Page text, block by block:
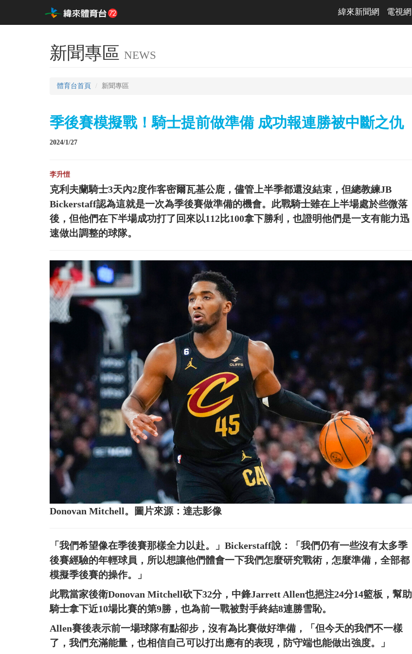
緯來新聞網 電視網
新聞專區 NEWS
體育台首頁 新聞專區
季後賽模擬戰！騎士提前做準備 成功報連勝被中斷之仇
2024/1/27
李升愷
克利夫蘭騎士3天內2度作客密爾瓦基公鹿，儘管上半季都還沒結束，但總教練JB
Bickerstaff認為這就是一次為季後賽做準備的機會。此戰騎士雖在上半場處於些微落
後，但他們在下半場成功打了回來以112比100拿下勝利，也證明他們是一支有能力迅
速做出調整的球隊。
Donovan Mitchell。圖片來源：達志影像
「我們希望像在季後賽那樣全力以赴。」Bickerstaff說：「我們仍有一些沒有太多季
後賽經驗的年輕球員，所以想讓他們體會一下我們怎麼研究戰術，怎麼準備，全部都
模擬季後賽的操作。」
此戰當家後衛Donovan Mitchell砍下32分，中鋒Jarrett Allen也挹注24分14籃板，幫助
騎士拿下近10場比賽的第9勝，也為前一戰被對手終結8連勝雪恥。
Allen賽後表示前一場球隊有點卻步，沒有為比賽做好準備，「但今天的我們不一樣
了，我們充滿能量，也相信自己可以打出應有的表現，防守端也能做出強度。」